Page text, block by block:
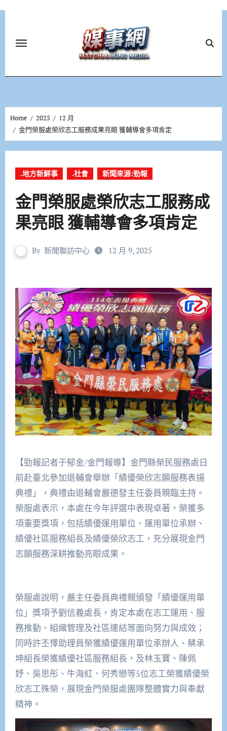
Home 2025
12 月
金門榮服處榮欣志工服務成果亮眼 獲輔導會多項肯定
.地方新鮮事 .社會 新聞來源:勁報
金門榮服處榮欣志工服務成
果亮眼 獲輔導會多項肯定
By 新聞聯訪中心 12 月 9, 2025
【勁報記者于郁金/金門報導】金門縣榮民服務處日
前赴臺北參加退輔會舉辦「績優榮欣志願服務表揚
典禮」，典禮由退輔會嚴德發主任委員親臨主持。
榮服處表示，本處在今年評選中表現卓著，榮獲多
項重要獎項，包括績優運用單位、運用單位承辦、
績優社區服務組長及績優榮欣志工，充分展現金門
志願服務深耕推動亮眼成果。
榮服處說明，嚴主任委員典禮親頒發「績優運用單
位」獎項予劉信義處長，肯定本處在志工運用、服
務推動、組織管理及社區連結等面向努力與成效；
同時許丕懌助理員榮獲績優運用單位承辦人、蔡承
坤組長榮獲績優社區服務組長，及林玉寶、陳佩
妤、吳思彤、牛海紅、何秀戀等5位志工榮獲績優榮
欣志工殊榮，展現金門榮服處團隊整體實力與奉獻
精神。